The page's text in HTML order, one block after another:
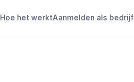
Hoe het werktAanmelden als bedrijf